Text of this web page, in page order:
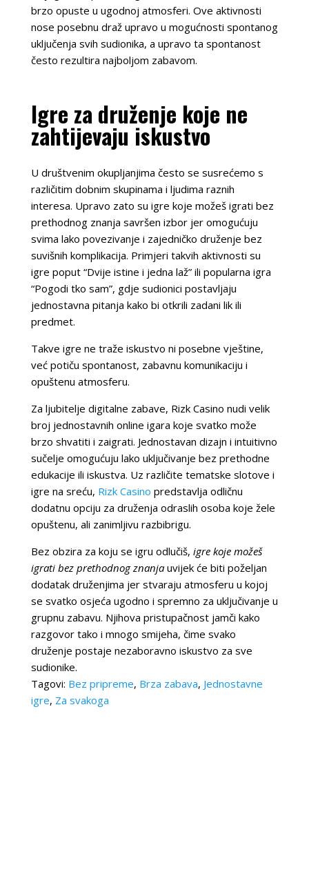
brzo opuste u ugodnoj atmosferi. Ove aktivnosti
nose posebnu draž upravo u mogućnosti spontanog
uključenja svih sudionika, a upravo ta spontanost
često rezultira najboljom zabavom.
Igre za druženje koje ne
zahtijevaju iskustvo
U društvenim okupljanjima često se susrećemo s
različitim dobnim skupinama i ljudima raznih
interesa. Upravo zato su igre koje možeš igrati bez
prethodnog znanja savršen izbor jer omogućuju
svima lako povezivanje i zajedničko druženje bez
suvišnih komplikacija. Primjeri takvih aktivnosti su
igre poput “Dvije istine i jedna laž” ili popularna igra
“Pogodi tko sam”, gdje sudionici postavljaju
jednostavna pitanja kako bi otkrili zadani lik ili
predmet.
Takve igre ne traže iskustvo ni posebne vještine,
već potiču spontanost, zabavnu komunikaciju i
opuštenu atmosferu.
Za ljubitelje digitalne zabave, Rizk Casino nudi velik
broj jednostavnih online igara koje svatko može
brzo shvatiti i zaigrati. Jednostavan dizajn i intuitivno
sučelje omogućuju lako uključivanje bez prethodne
edukacije ili iskustva. Uz različite tematske slotove i
igre na sreću, Rizk Casino predstavlja odličnu
dodatnu opciju za druženja odraslih osoba koje žele
opuštenu, ali zanimljivu razbibrigu.
Bez obzira za koju se igru odlučiš, igre koje možeš
igrati bez prethodnog znanjauvijek će biti poželjan
dodatak druženjima jer stvaraju atmosferu u kojoj
se svatko osjeća ugodno i spremno za uključivanje u
grupnu zabavu. Njihova pristupačnost jamči kako
razgovor tako i mnogo smijeha, čime svako
druženje postaje nezaboravno iskustvo za sve
sudionike.
Tagovi: Bez pripreme, Brza zabava, Jednostavne
igre, Za svakoga